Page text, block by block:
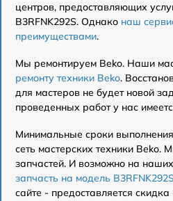
центров, предоставляющих
B3RFNK292S. Однако наш
преимуществами.
Мы ремонтируем Beko. Наши
ремонту техники Beko.
для мастеров не будет новой
проведенных работ у нас
Минимальные сроки
сеть мастерских техники Beko.
запчастей. И возможно на
запчасть на модель B3RFNK292S
сайте - предоставляется скидка